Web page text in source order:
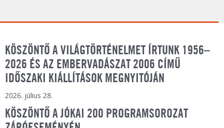
KÖSZÖNTŐ A VILÁGTÖRTÉNELMET ÍRTUNK 1956–
2026 ÉS AZ EMBERVADÁSZAT 2006 CÍMŰ
IDŐSZAKI KIÁLLÍTÁSOK MEGNYITÓJÁN
2026. július 28.
KÖSZÖNTŐ A JÓKAI 200 PROGRAMSOROZAT